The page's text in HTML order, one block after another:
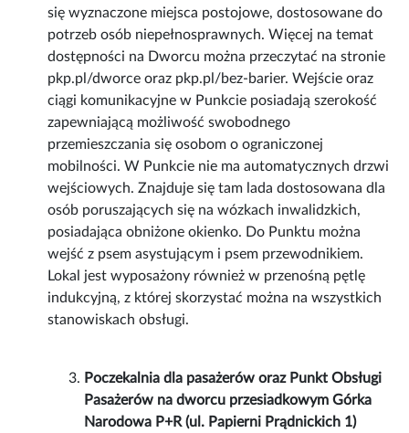
się wyznaczone miejsca postojowe, dostosowane do
potrzeb osób niepełnosprawnych. Więcej na temat
dostępności na Dworcu można przeczytać na stronie
pkp.pl/dworce oraz pkp.pl/bez-barier. Wejście oraz
ciągi komunikacyjne w Punkcie posiadają szerokość
zapewniającą możliwość swobodnego
przemieszczania się osobom o ograniczonej
mobilności. W Punkcie nie ma automatycznych drzwi
wejściowych. Znajduje się tam lada dostosowana dla
osób poruszających się na wózkach inwalidzkich,
posiadająca obniżone okienko. Do Punktu można
wejść z psem asystującym i psem przewodnikiem.
Lokal jest wyposażony również w przenośną pętlę
indukcyjną, z której skorzystać można na wszystkich
stanowiskach obsługi.
Poczekalnia dla pasażerów oraz Punkt Obsługi
Pasażerów na dworcu przesiadkowym Górka
Narodowa P+R (ul. Papierni Prądnickich 1)